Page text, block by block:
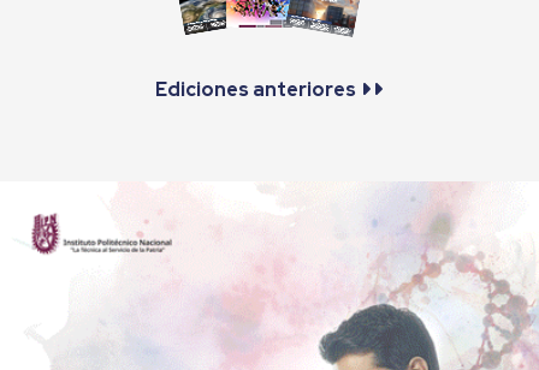
Ediciones anteriores